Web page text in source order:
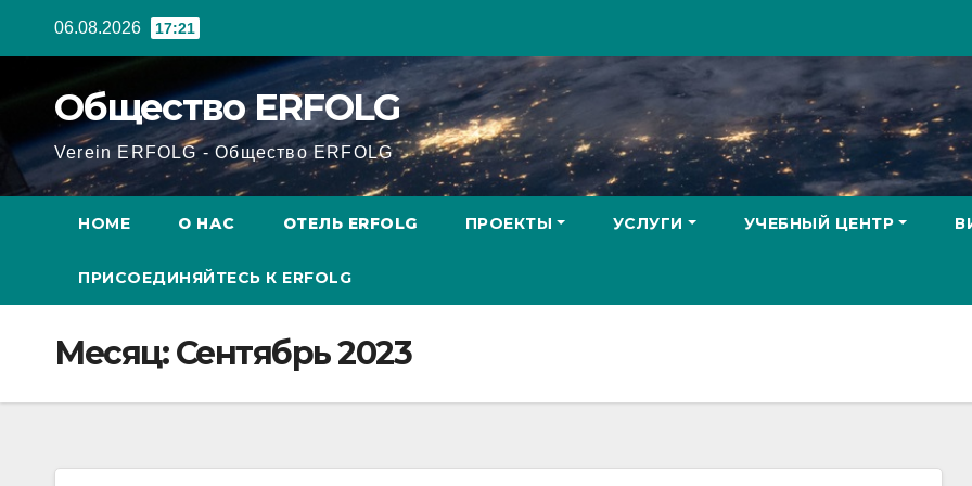
06.08.2026 17:21
Общество ERFOLG
Verein ERFOLG - Общество ERFOLG
HOME О НАС ОТЕЛЬ ERFOLG ПРОЕКТЫ УСЛУГИ УЧЕБНЫЙ ЦЕНТР
ПРИСОЕДИНЯЙТЕСЬ К ERFOLG
Месяц:Сентябрь 2023